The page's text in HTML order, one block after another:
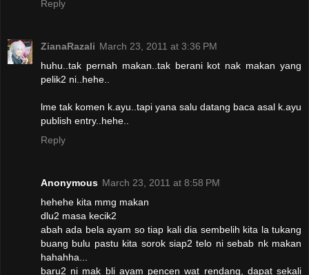
Reply
ZianaRazali March 23, 2011 at 3:36 PM
huhu..tak pernah makan..tak berani kot nak makan yang
pelik2 ni..hehe..
lme tak komen k.ayu..tapi yana salu datang baca asal k.ayu
publish entry..hehe..
Reply
Anonymous March 23, 2011 at 8:58 PM
hehehe kita mmg makan
dlu2 masa kecik2
abah ada bela ayam so tiap kali dia sembelih kita la tukang
buang bulu pastu kita sorok siap2 telo ni sebab nk makan
hahahha...
baru2 ni mak bli ayam pencen wat rendang, dapat sekali